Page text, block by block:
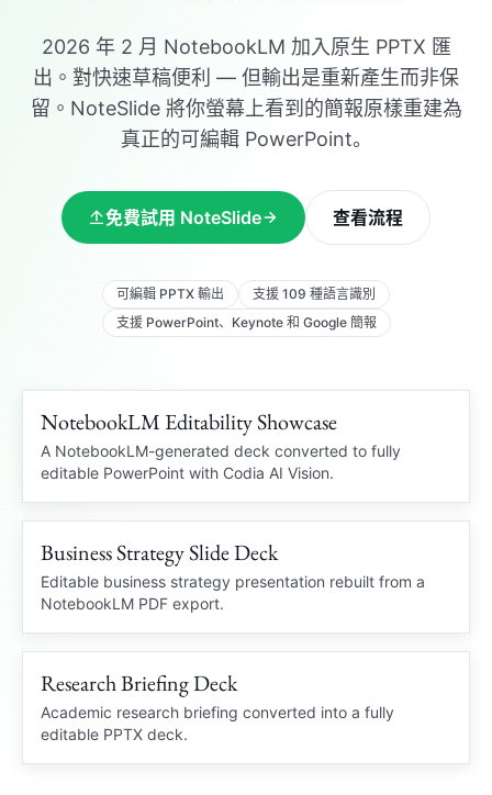
2026 年 2 月 NotebookLM 加入原生 PPTX 匯
出。對快速草稿便利 — 但輸出是重新產生而非保
留。NoteSlide 將你螢幕上看到的簡報原樣重建為
真正的可編輯 PowerPoint。
免費試用 NoteSlide 查看流程
可編輯 PPTX 輸出
支援 109 種語言識別
支援 PowerPoint、Keynote 和 Google 簡報
NOTEBOOKLM PDF
Locked PDF
Editable PowerPoint
NotebookLM Editability Showcase
A NotebookLM-generated deck converted to fully
editable PowerPoint with Codia AI Vision.
STRATEGY DECK
Market insight
Business Strategy Slide Deck
Editable business strategy presentation rebuilt from a
NotebookLM PDF export.
RESEARCH BRIEF
Citation notes and diagrams rebuilt
Research Briefing Deck
Academic research briefing converted into a fully
editable PPTX deck.